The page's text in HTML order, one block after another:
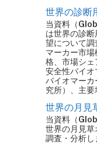
世界の診断
当資料（
は世界の診
望について
マーカー市
格、市場シェ
安全性バイ
バイオマー
究所）、主
世界の月見
当資料（
世界の月見
調査・分析し